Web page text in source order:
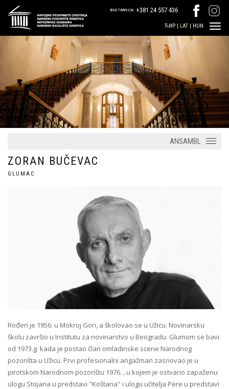
BILETARNICA: +381 24 557 436
ЋИР | LAT | HUN
ANSAMBL
ZORAN BUČEVAC
GLUMAC
Rođen je 1956. u Mokroj Gori, a školovao se u Užicu. Novinarsku
školu završio u Institutu za novinarstvo u Beogradu. Glumom se bavi
od 1973.g. kada je postao član omladinske scene Narodnog
pozorišta u Užicu. Prvi profesionalni angažman zasnovao je u
pirotskom Narodnom pozorištu 1976. , u kojem je ostvario zapaženu
ulogu Stojana u predstavi "Koštana" i ulogu učitelja Pere u predstavi